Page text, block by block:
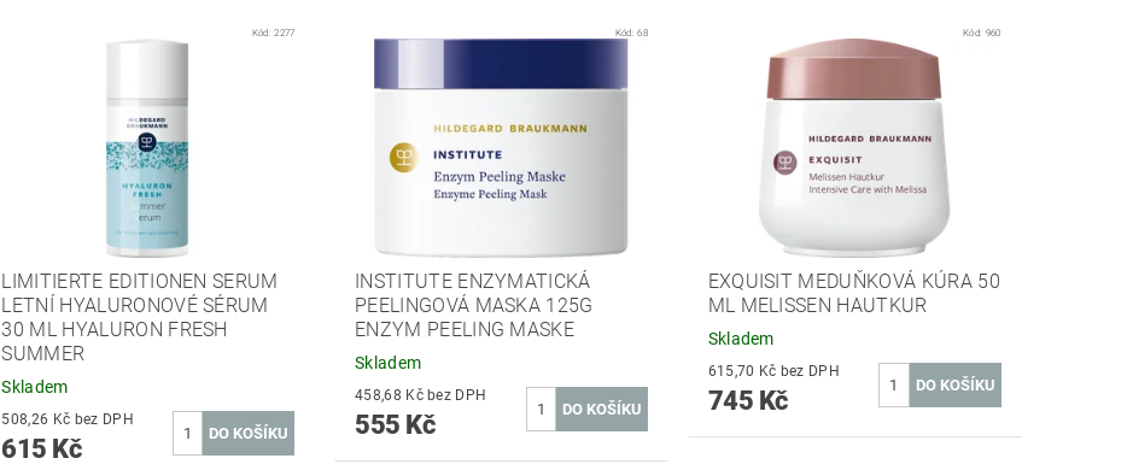
Kód:2277
LIMITIERTE EDITIONEN SERUM
LETNÍ HYALURONOVÉ SÉRUM
30 ML HYALURON FRESH
SUMMER
Skladem
508,26 Kč bez DPH
615 Kč
Kód:68
INSTITUTE ENZYMATICKÁ
PEELINGOVÁ MASKA 125G
ENZYM PEELING MASKE
Skladem
458,68 Kč bez DPH
555 Kč
Kód: 960
EXQUISIT MEDUŇKOVÁ KÚRA 50
ML MELISSEN HAUTKUR
Skladem
615,70 Kč bez DPH
745 Kč